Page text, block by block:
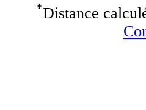
*Distance